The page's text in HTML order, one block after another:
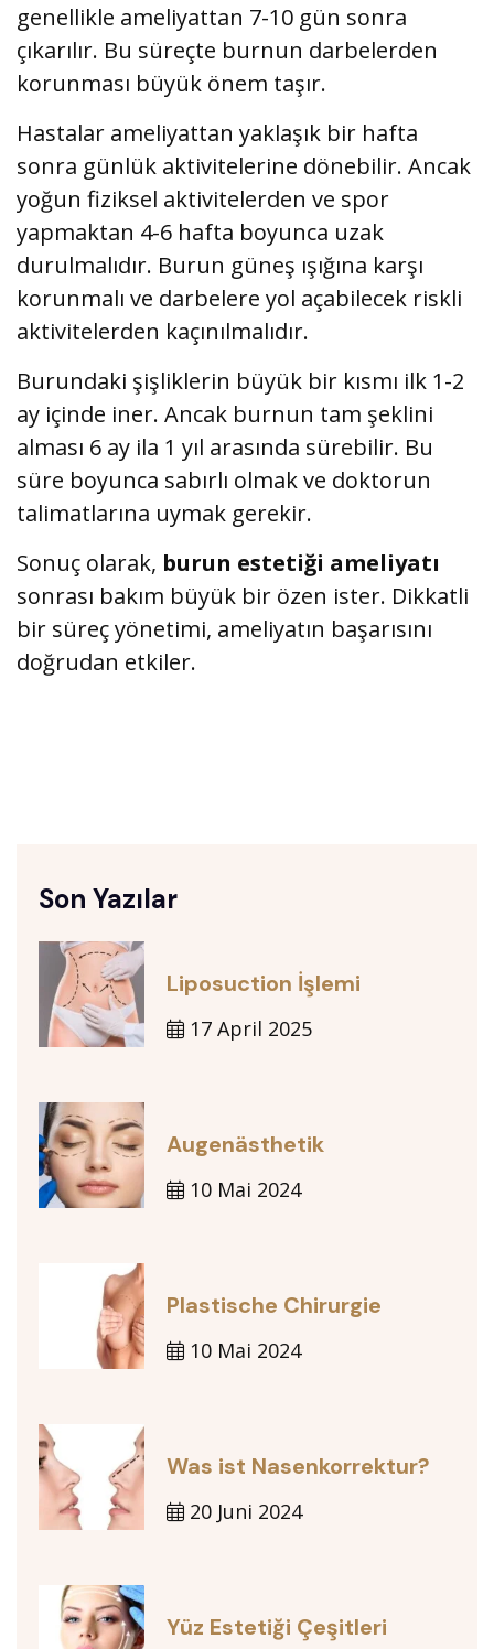
genellikle ameliyattan 7-10 gün sonra
çıkarılır. Bu süreçte burnun darbelerden
korunması büyük önem taşır.
Hastalar ameliyattan yaklaşık bir hafta
sonra günlük aktivitelerine dönebilir. Ancak
yoğun fiziksel aktivitelerden ve spor
yapmaktan 4-6 hafta boyunca uzak
durulmalıdır. Burun güneş ışığına karşı
korunmalı ve darbelere yol açabilecek riskli
aktivitelerden kaçınılmalıdır.
Burundaki şişliklerin büyük bir kısmı ilk 1-2
ay içinde iner. Ancak burnun tam şeklini
alması 6 ay ila 1 yıl arasında sürebilir. Bu
süre boyunca sabırlı olmak ve doktorun
talimatlarına uymak gerekir.
Sonuç olarak, burun estetiği ameliyatı
sonrası bakım büyük bir özen ister. Dikkatli
bir süreç yönetimi, ameliyatın başarısını
doğrudan etkiler.
Son Yazılar
Liposuction İşlemi
17 April 2025
Augenästhetik
10 Mai 2024
Plastische Chirurgie
10 Mai 2024
Was ist Nasenkorrektur?
20 Juni 2024
Yüz Estetiği Çeşitleri